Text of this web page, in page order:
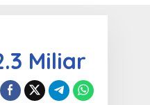
Miliar